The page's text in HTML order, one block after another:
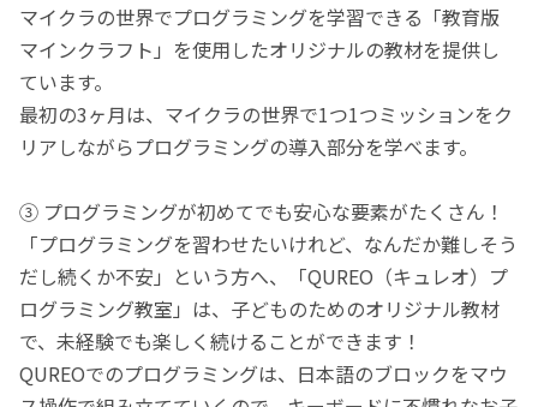
マイクラの世界でプログラミングを学習できる「教育版
マインクラフト」を使用したオリジナルの教材を提供し
ています。
最初の3ヶ月は、マイクラの世界で1つ1つミッションをク
リアしながらプログラミングの導入部分を学べます。
③ プログラミングが初めてでも安心な要素がたくさん！
「プログラミングを習わせたいけれど、なんだか難しそう
だし続くか不安」という方へ、「QUREO（キュレオ）プ
ログラミング教室」は、子どものためのオリジナル教材
で、未経験でも楽しく続けることができます！
QUREOでのプログラミングは、日本語のブロックをマウ